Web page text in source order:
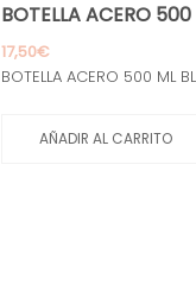
BOTELLA ACERO
17,50€
BOTELLA ACERO 500 ML
AÑADIR AL CARRITO